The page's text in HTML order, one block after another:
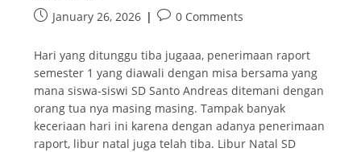
January 26, 2026 0 Comments
Hari yang ditunggu tiba jugaaa, penerimaan raport
semester 1 yang diawali dengan misa bersama yang
mana siswa-siswi SD Santo Andreas ditemani dengan
orang tua nya masing masing. Tampak banyak
keceriaan hari ini karena dengan adanya penerimaan
raport, libur natal juga telah tiba. Libur Natal SD